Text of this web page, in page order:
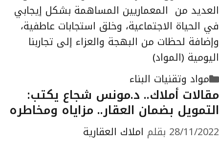
العديد من المعماريين المساهمة بشكل إيجابي
في الحياة الاجتماعية، وخلق استجابات عاطفية،
وإضافة لحظات من البهجة والعزاء إلى تجاربنا
اليومية (المواد)
التصنيفات
مواد وتقنيات البناء
مقالات أملاك.. د.مونس شجاع يكتب:
التمويل بضمان العقار.. مزاياه ومخاطره
28/11/2022 بقلم املاك العقارية